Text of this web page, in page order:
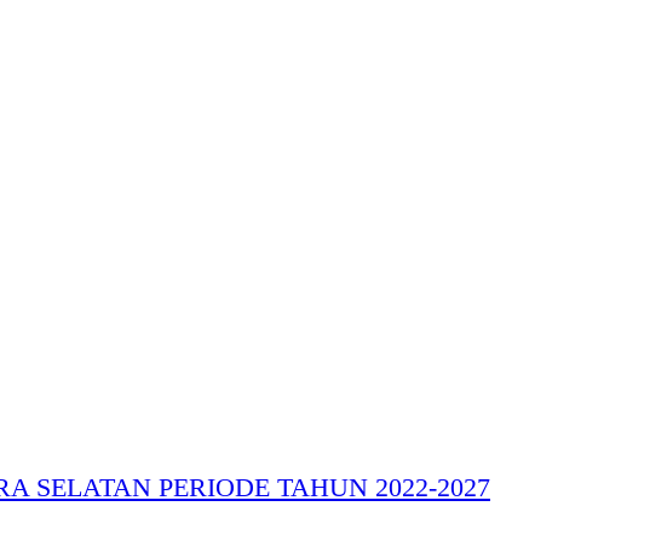
SELATAN PERIODE TAHUN 2022-2027